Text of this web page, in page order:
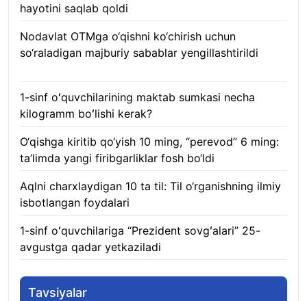
hayotini saqlab qoldi
Nodavlat OTMga o‘qishni ko‘chirish uchun
so‘raladigan majburiy sabablar yengillashtirildi
1-sinf oʻquvchilarining maktab sumkasi necha
kilogramm boʻlishi kerak?
O‘qishga kiritib qo‘yish 10 ming, “perevod” 6 ming:
ta’limda yangi firibgarliklar fosh bo‘ldi
Aqlni charxlaydigan 10 ta til: Til o‘rganishning ilmiy
isbotlangan foydalari
1-sinf oʻquvchilariga “Prezident sovgʻalari” 25-
avgustga qadar yetkaziladi
Tavsiyalar